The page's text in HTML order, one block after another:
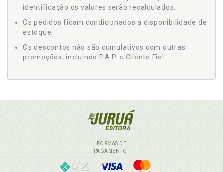
identificação os valores serão recalculados.
Os pedidos ficam condicionados a disponibilidade de
estoque;
Os descontos não são cumulativos com outras
promoções, incluindo P.A.P. e Cliente Fiel.
FORMAS DE
PAGAMENTO